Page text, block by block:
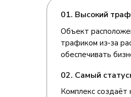
01. Высокий
Объект
трафиком из‑за
обеспечивать
02. Самый
Комплекс создаёт